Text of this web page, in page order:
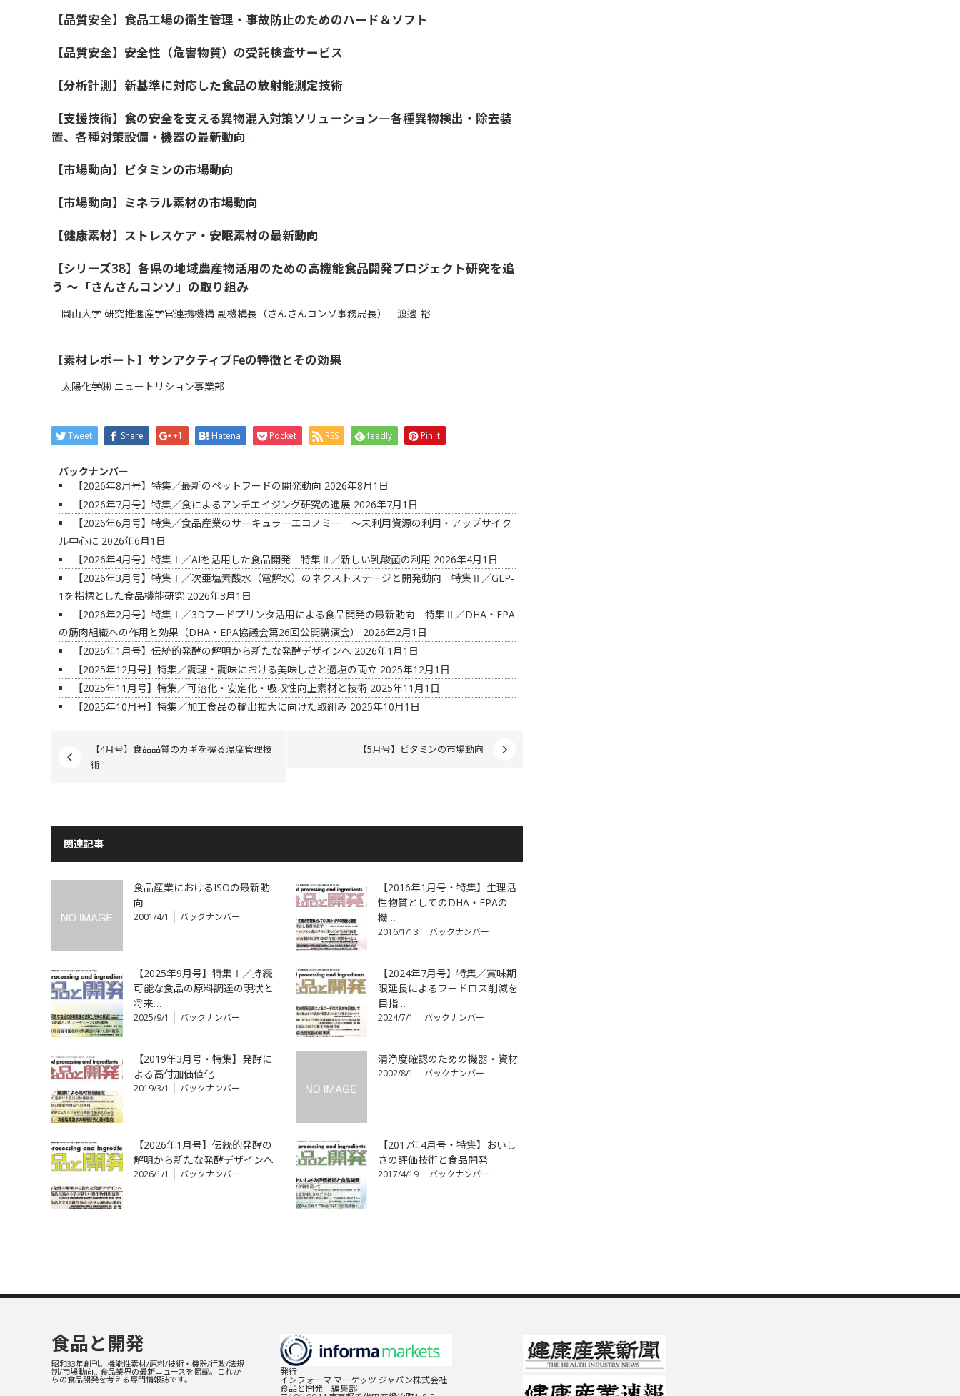
【品質安全】食品工場の衛生管理・事故防止のためのハード＆ソフト
【品質安全】安全性（危害物質）の受託検査サービス
【分析計測】新基準に対応した食品の放射能測定技術
【支援技術】食の安全を支える異物混入対策ソリューション―各種異物検出・除去装
置、各種対策設備・機器の最新動向―
【市場動向】ビタミンの市場動向
【市場動向】ミネラル素材の市場動向
【健康素材】ストレスケア・安眠素材の最新動向
【シリーズ38】各県の地域農産物活用のための高機能食品開発プロジェクト研究を追
う ～「さんさんコンソ」の取り組み
岡山大学 研究推進産学官連携機構 副機構長（さんさんコンソ事務局長） 渡邊 裕
【素材レポート】サンアクティブFeの特徴とその効果
太陽化学㈱ ニュートリション事業部
Tweet Share +1 Hatena Pocket RSS feedly Pin it
バックナンバー
【2026年8月号】特集／最新のペットフードの開発動向 2026年8月1日
【2026年7月号】特集／食によるアンチエイジング研究の進展 2026年7月1日
【2026年6月号】特集／食品産業のサーキュラーエコノミー ～未利用資源の利用・アップサイク
ル中心に 2026年6月1日
【2026年4月号】特集Ⅰ／AIを活用した食品開発 特集Ⅱ／新しい乳酸菌の利用 2026年4月1日
【2026年3月号】特集Ⅰ／次亜塩素酸水（電解水）のネクストステージと開発動向 特集Ⅱ／GLP-
1を指標とした食品機能研究 2026年3月1日
【2026年2月号】特集Ⅰ／3Dフードプリンタ活用による食品開発の最新動向 特集Ⅱ／DHA・EPA
の筋肉組織への作用と効果（DHA・EPA協議会第26回公開講演会）
2026年2月1日
【2026年1月号】伝統的発酵の解明から新たな発酵デザインへ 2026年1月1日
【2025年12月号】特集／調理・調味における美味しさと適塩の両立 2025年12月1日
【2025年11月号】特集／可溶化・安定化・吸収性向上素材と技術 2025年11月1日
【2025年10月号】特集／加工食品の輸出拡大に向けた取組み 2025年10月1日
【4月号】食品品質のカギを握る温度管理技
術
【5月号】ビタミンの市場動向
関連記事
食品産業におけるISOの最新動
向
2001/4/1 バックナンバー
【2016年1月号・特集】生理活
性物質としてのDHA・EPAの
機…
2016/1/13 バックナンバー
【2025年9月号】特集Ⅰ／持続
可能な食品の原料調達の現状と
将来…
2025/9/1 バックナンバー
【2024年7月号】特集／賞味期
限延長によるフードロス削減を
目指…
2024/7/1 バックナンバー
【2019年3月号・特集】発酵に
よる高付加価値化
2019/3/1 バックナンバー
清浄度確認のための機器・資材
2002/8/1 バックナンバー
【2026年1月号】伝統的発酵の
解明から新たな発酵デザインへ
2026/1/1 バックナンバー
【2017年4月号・特集】おいし
さの評価技術と食品開発
2017/4/19 バックナンバー
発行
インフォーマ マーケッツ ジャパン株式会社
食品と開発 編集部
食品と開発
昭和33年創刊。機能性素材/原料/技術・機器/行政/法規
制/市場動向…食品業界の最新ニュースを掲載。これか
らの食品開発を考える専門情報誌です。